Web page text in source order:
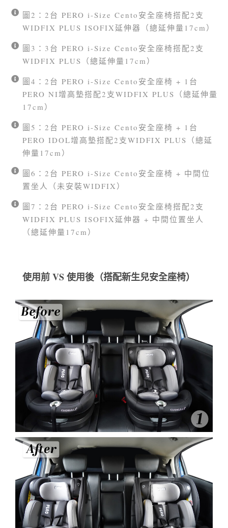
圖2：2台 PERO i-Size Cento安全座椅搭配2支
WIDFIX PLUS ISOFIX延伸器（總延伸量17cm）
圖3：3台 PERO i-Size Cento安全座椅搭配2支
WIDFIX PLUS（總延伸量17cm）
圖4：2台 PERO i-Size Cento安全座椅 + 1台
PERO NI增高墊搭配2支WIDFIX PLUS（總延伸量
17cm）
圖5：2台 PERO i-Size Cento安全座椅 + 1台
PERO IDOL增高墊搭配2支WIDFIX PLUS（總延
伸量17cm）
圖6：2台 PERO i-Size Cento安全座椅 + 中間位
置坐人（未安裝WIDFIX）
圖7：2台 PERO i-Size Cento安全座椅搭配2支
WIDFIX PLUS ISOFIX延伸器 + 中間位置坐人
（總延伸量17cm）
使用前 VS 使用後（搭配新生兒安全座椅）